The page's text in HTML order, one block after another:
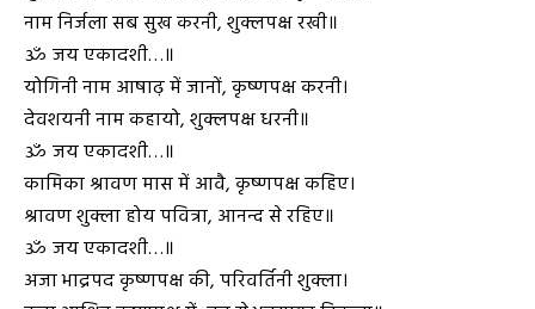
नाम निर्जला सब सुख करनी, शुक्लपक्ष रखी॥
ॐ जय एकादशी…॥
योगिनी नाम आषाढ़ में जानों, कृष्णपक्ष करनी।
देवशयनी नाम कहायो, शुक्लपक्ष धरनी॥
ॐ जय एकादशी…॥
कामिका श्रावण मास में आवै, कृष्णपक्ष कहिए।
श्रावण शुक्ला होय पवित्रा, आनन्द से रहिए॥
ॐ जय एकादशी…॥
अजा भाद्रपद कृष्णपक्ष की, परिवर्तिनी शुक्ला।